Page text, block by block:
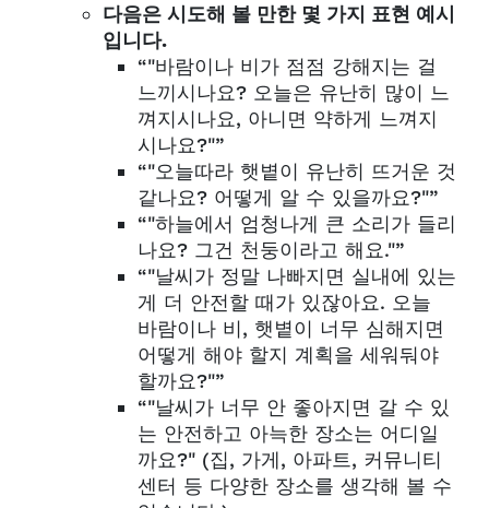
다음은 시도해 볼 만한 몇 가지 표현 예시
입니다.
“"바람이나 비가 점점 강해지는 걸
느끼시나요? 오늘은 유난히 많이 느
껴지시나요, 아니면 약하게 느껴지
시나요?"”
“"오늘따라 햇볕이 유난히 뜨거운 것
같나요? 어떻게 알 수 있을까요?"”
“"하늘에서 엄청나게 큰 소리가 들리
나요? 그건 천둥이라고 해요."”
“"날씨가 정말 나빠지면 실내에 있는
게 더 안전할 때가 있잖아요. 오늘
바람이나 비, 햇볕이 너무 심해지면
어떻게 해야 할지 계획을 세워둬야
할까요?"”
“"날씨가 너무 안 좋아지면 갈 수 있
는 안전하고 아늑한 장소는 어디일
까요?" (집, 가게, 아파트, 커뮤니티
센터 등 다양한 장소를 생각해 볼 수